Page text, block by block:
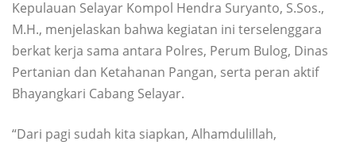
Kepulauan Selayar Kompol Hendra Suryanto, S.Sos.,
M.H., menjelaskan bahwa kegiatan ini terselenggara
berkat kerja sama antara Polres, Perum Bulog, Dinas
Pertanian dan Ketahanan Pangan, serta peran aktif
Bhayangkari Cabang Selayar.
“Dari pagi sudah kita siapkan, Alhamdulillah,